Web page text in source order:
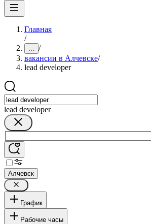
Главная
/
... /
вакансии в Алчевске/
lead developer
lead developer
Алчевск
График
Рабочие часы